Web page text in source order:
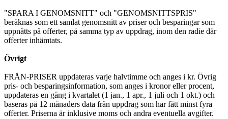
"SPARA I GENOMSNITT" och "GENOMSNITTSPRIS"
beräknas som ett samlat genomsnitt av priser och besparingar som
uppnåtts på offerter, på samma typ av uppdrag, inom den radie där
offerter inhämtats.
Övrigt
FRÅN-PRISER uppdateras varje halvtimme och anges i kr. Övrig
pris- och besparingsinformation, som anges i kronor eller procent,
uppdateras en gång i kvartalet (1 jan., 1 apr., 1 juli och 1 okt.) och
baseras på 12 månaders data från uppdrag som har fått minst fyra
offerter. Priserna är inklusive moms och andra eventuella avgifter.